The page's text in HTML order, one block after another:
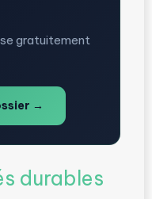
gratuitement
→
durables